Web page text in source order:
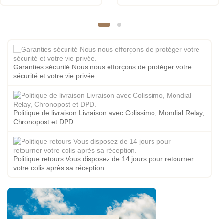
Garanties sécurité Nous nous efforçons de protéger votre
sécurité et votre vie privée.
Politique de livraison Livraison avec Colissimo, Mondial Relay,
Chronopost et DPD.
Politique retours Vous disposez de 14 jours pour retourner
votre colis après sa réception.